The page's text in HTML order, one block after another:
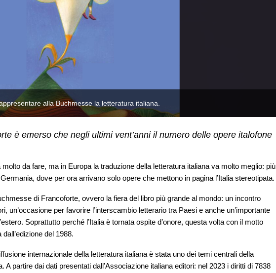
alla Buchmesse la letteratura italiana.
è emerso che negli ultimi vent’anni il numero delle opere italofone
da fare, ma in Europa la traduzione della letteratura italiana va molto meglio: più
dove per ora arrivano solo opere che mettono in pagina l’Italia stereotipata.
di Francoforte, ovvero la fiera del libro più grande al mondo: un incontro
un’occasione per favorire l’interscambio letterario tra Paesi e anche un’importante
Soprattutto perché l’Italia è tornata ospite d’onore, questa volta con il motto
del 1988.
internazionale della letteratura italiana è stata uno dei temi centrali della
A partire dai dati presentati dall’Associazione italiana editori: nel 2023 i diritti di 7838